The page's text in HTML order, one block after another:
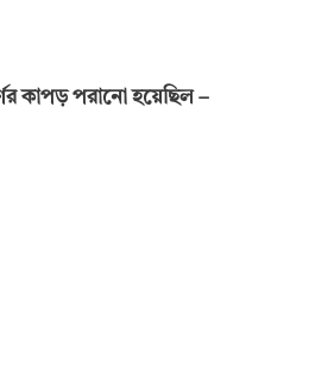
কাপড় পরানো হয়েছিল –